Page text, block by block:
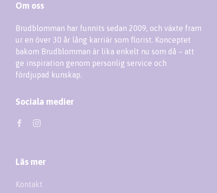
Om oss
Brudblomman har funnits sedan 2009, och växte fram
ur en över 30 år lång karriär som florist. Konceptet
bakom Brudblomman är lika enkelt nu som då – att
ge inspiration genom personlig service och
fördjupad kunskap.
Sociala medier
Läs mer
Kontakt